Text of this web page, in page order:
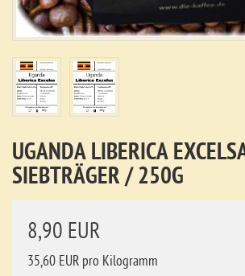
UGANDA LIBERICA
SIEBTRÄGER / 250G
8,90 EUR
35,60 EUR pro Kilogramm